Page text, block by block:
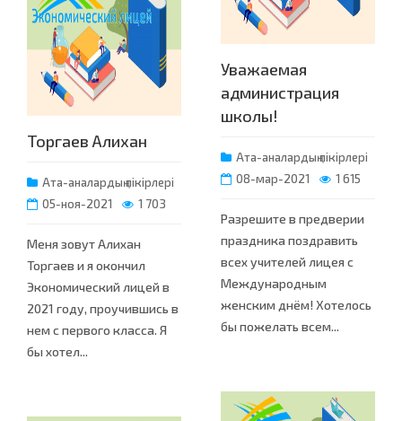
Торгаев Алихан
Ата-аналардың пікірлері
05-ноя-2021
1 703
Меня зовут Алихан
Торгаев и я окончил
Экономический лицей в
2021 году, проучившись в
нем с первого класса. Я
бы хотел...
Уважаемая
администрация
школы!
Ата-аналардың пікірлері
08-мар-2021
1 615
Разрешите в предверии
праздника поздравить
всех учителей лицея с
Международным
женским днём! Хотелось
бы пожелать всем...